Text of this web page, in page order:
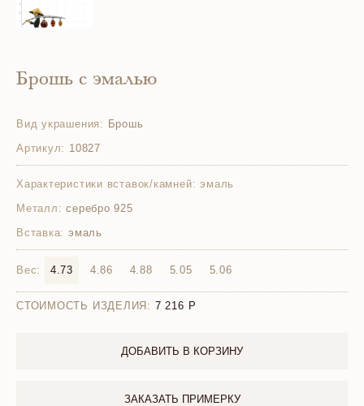
Брошь с эмалью
Вид украшения: Брошь
Артикул: 10827
Характеристики вставок/камней: эмаль
Металл: серебро 925
Вставка: эмаль
Вес: 4.73 4.86 4.88 5.05 5.06
СТОИМОСТЬ ИЗДЕЛИЯ: 7 216
ДОБАВИТЬ В КОРЗИНУ
ЗАКАЗАТЬ ПРИМЕРКУ